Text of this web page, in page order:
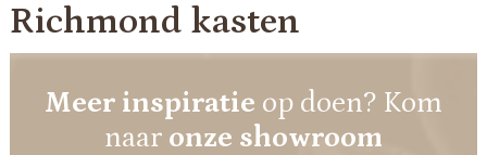
Richmond kasten
Meer inspiratie op doen? Kom
naar onze showroom